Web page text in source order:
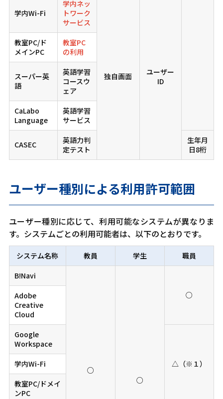
学内Wi-Fi
学内ネッ
トワーク
サービス
独自画面
ユーザー
ID
教室PC/ド
メインPC
教室PC
の利用
スーパー英
語
英語学習
コースウ
ェア
CaLabo
Language
英語学習
サービス
CASEC
英語力判
定テスト
生年月
日8桁
ユーザー種別による利用許可範囲
ユーザー種別に応じて、利用可能なシステムが異なりま
す。システムごとの利用可能者は、以下のとおりです。
システム名称 教員 学生
職員
B!Navi
○
○
○
Adobe
Creative
Cloud
Google
Workspace
△（※１）
学内Wi-Fi
教室PC/ドメイ
ンPC